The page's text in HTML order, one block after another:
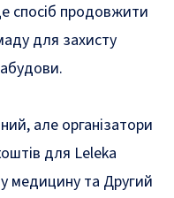
спосіб продовжити
для захисту
але організатори
для Leleka
медицину та Другий